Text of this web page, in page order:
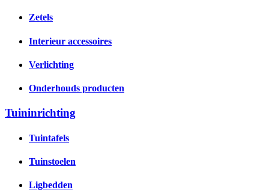
Zetels
Interieur accessoires
Verlichting
Onderhouds producten
Tuininrichting
Tuintafels
Tuinstoelen
Ligbedden